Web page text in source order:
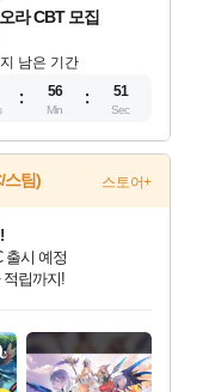
라 CBT 모집
남은 기간
56
Min
50
Sec
스팀) 스토어+
를 만나보세요!
만나보세요!
립까지!
울즈 정식출시!
동&화려한 격투!
택까지!
까지!
함께 예약하세요!
으로 만나보세요!
만나보세요!
으로 만나보세요!
세요!
할인!
매 중
세요